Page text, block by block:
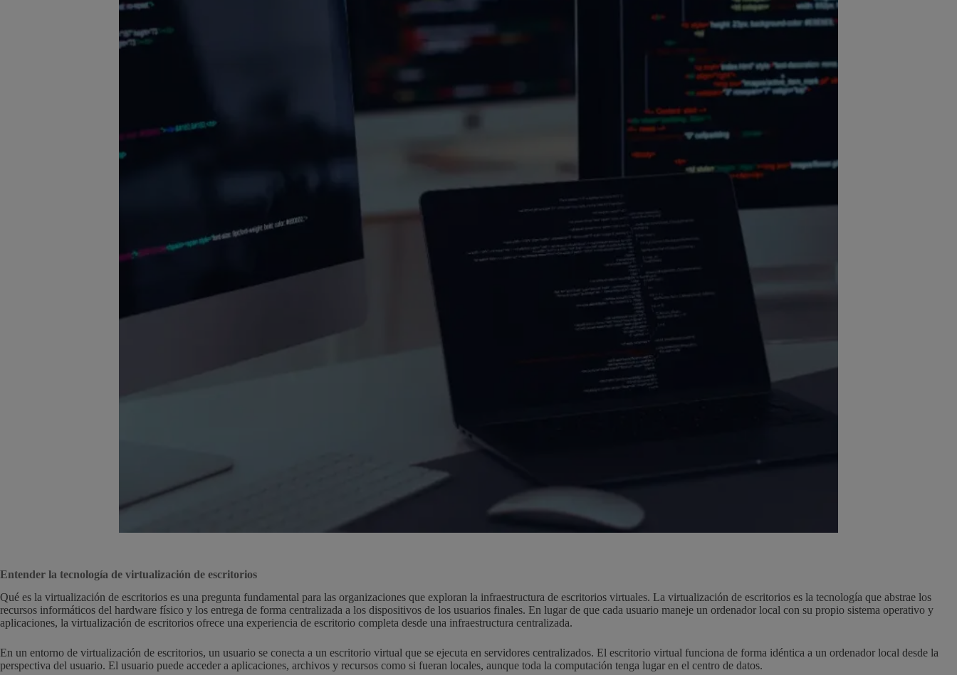
Entender la tecnología de virtualización de escritorios
Qué es la virtualización de escritorios es una pregunta fundamental para las organizaciones que exploran la infraestructura de escritorios virtuales. La virtualización de escritorios es la tecnología que abstrae los
recursos informáticos del hardware físico y los entrega de forma centralizada a los dispositivos de los usuarios finales. En lugar de que cada usuario maneje un ordenador local con su propio sistema operativo y
aplicaciones, la virtualización de escritorios ofrece una experiencia de escritorio completa desde una infraestructura centralizada.
En un entorno de virtualización de escritorios, un usuario se conecta a un escritorio virtual que se ejecuta en servidores centralizados. El escritorio virtual funciona de forma idéntica a un ordenador local desde la
perspectiva del usuario. El usuario puede acceder a aplicaciones, archivos y recursos como si fueran locales, aunque toda la computación tenga lugar en el centro de datos.